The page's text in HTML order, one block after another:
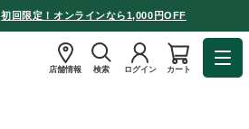
初回限定！オンラインなら1,000円OFF
店舗情報 検索 ログイン カート